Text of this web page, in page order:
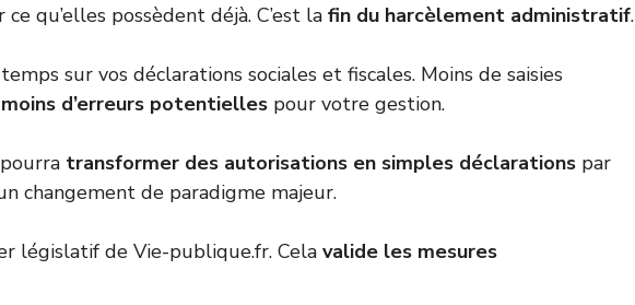
qu’elles possèdent déjà. C’est la fin du harcèlement administratif.
sur vos déclarations sociales et fiscales. Moins de saisies
moins d’erreurs potentielles pour votre gestion.
transformer des autorisations en simples déclarations par
changement de paradigme majeur.
législatif de Vie-publique.fr. Cela valide les mesures